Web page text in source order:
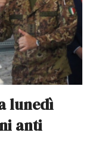
lunedì
anti